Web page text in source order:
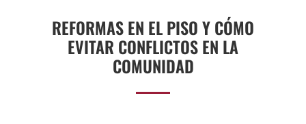
REFORMAS EN EL PISO Y CÓMO
EVITAR CONFLICTOS EN LA
COMUNIDAD